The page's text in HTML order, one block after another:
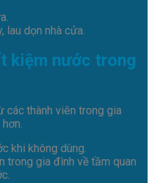
dọn nhà cửa.
kiệm nước trong
thành viên trong gia
khi không dùng.
trong gia đình về tầm quan